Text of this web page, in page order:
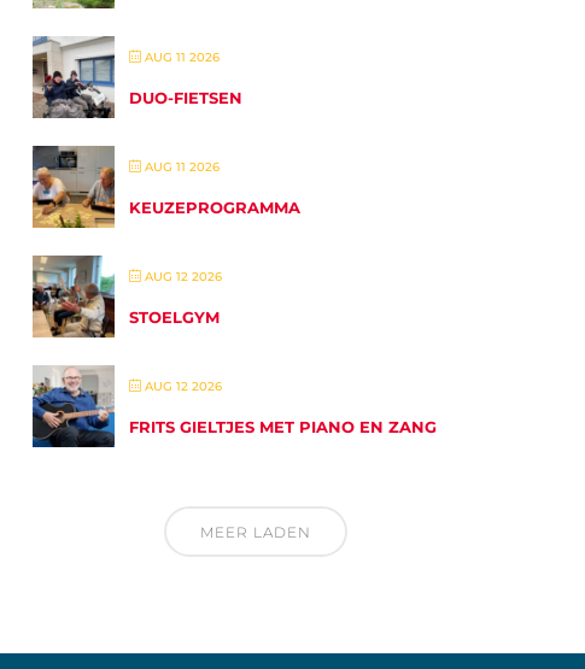
AUG 11 2026
DUO-FIETSEN
AUG 11 2026
KEUZEPROGRAMMA
AUG 12 2026
STOELGYM
AUG 12 2026
FRITS GIELTJES MET PIANO EN ZANG
MEER LADEN